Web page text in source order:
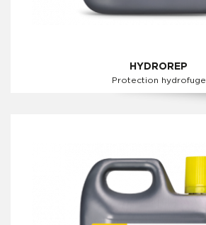
HYDROREP
Protection hydrofuge